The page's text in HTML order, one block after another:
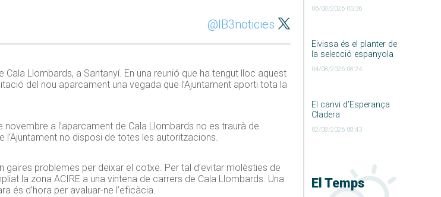
06/08/2026 05:36
Eivissa és el planter de
la selecció espanyola
04/08/2026 08:24
El canvi d’Esperança
Cladera
02/08/2026 08:43
El Temps
@IB3noticies
Llombards, a Santanyí. En una reunió que ha tengut lloc aquest
del nou aparcament una vegada que l’Ajuntament aporti tota la
a l’aparcament de Cala Llombards no es traurà de
no disposi de totes les autoritzacions.
problemes per deixar el cotxe. Per tal d’evitar molèsties de
la zona ACIRE a una vintena de carrers de Cala Llombards. Una
és d’hora per avaluar-ne l’eficàcia.